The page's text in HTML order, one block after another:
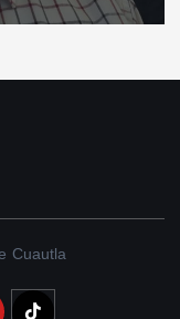
Cuautla